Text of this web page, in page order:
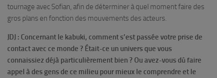
tournage avec Sofian, afin de déterminer à quel moment faire des
gros plans en fonction des mouvements des acteurs.
JDJ : Concernant le kabuki, comment s’est passée votre prise de
contact avec ce monde ? Était-ce un univers que vous
connaissiez déjà particulièrement bien ? Ou avez-vous dû faire
appel à des gens de ce milieu pour mieux le comprendre et le